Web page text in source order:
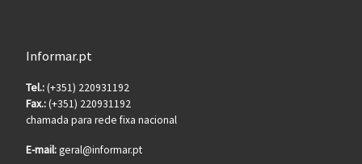
Informar.pt
Tel.:(+351) 220931192
Fax.:(+351) 220931192
chamada para rede fixa nacional
E-mail:geral@informar.pt